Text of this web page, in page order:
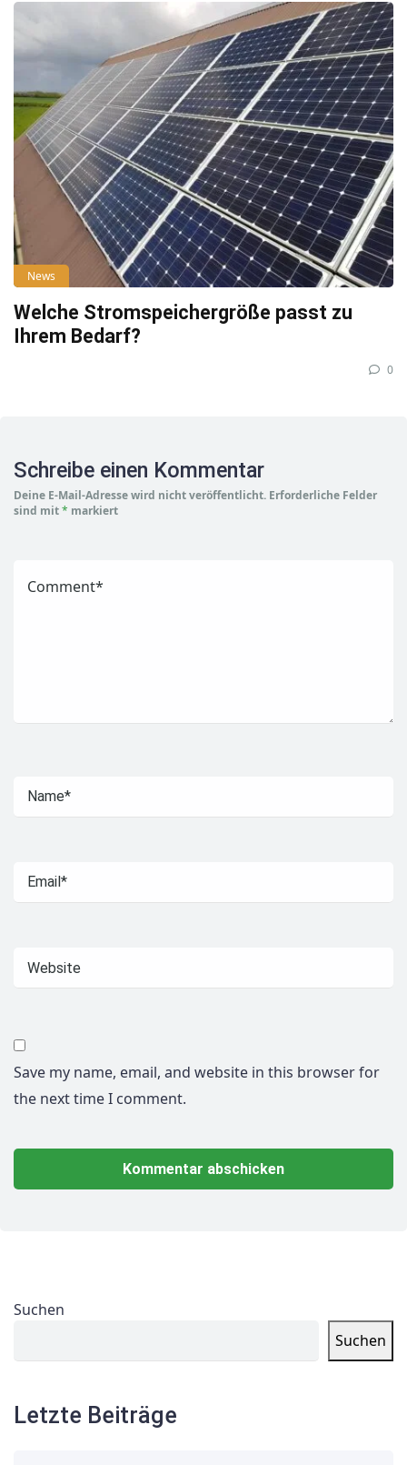
News
Welche Stromspeichergröße passt zu
Ihrem Bedarf?
0
Schreibe einen Kommentar
Deine E-Mail-Adresse wird nicht veröffentlicht. Erforderliche Felder
sind mit* markiert
Save my name, email, and website in this browser for
the next time I comment.
Suchen
Suchen
Letzte Beiträge